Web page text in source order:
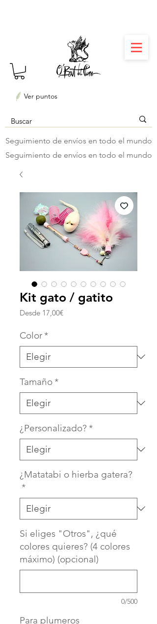
Seguimiento de envíos en todo el mundo
Ver puntos
Seguimiento de envíos en todo el mundo
Kit gato / gatito
Desde 17,00€Precio
Color *
Tamaño *
¿Personalizado? *
¿Matatabi o hierba gatera?
*
Si eliges "Otros", ¿qué
colores quieres? (4 colores
máximo) (opcional)
0/500
Para plumeros